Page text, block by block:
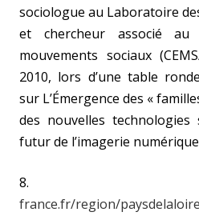
sociologue au Laboratoire
et chercheur associé au
mouvements sociaux
2010, lors d’une table
sur L’Émergence des «
des nouvelles
futur de l’imagerie
france.fr/region/